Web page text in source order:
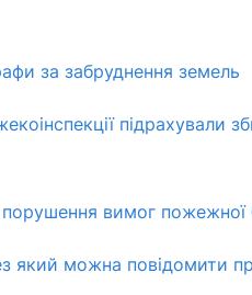
за забруднення земель
підрахували
вимог пожежної
який можна повідомити